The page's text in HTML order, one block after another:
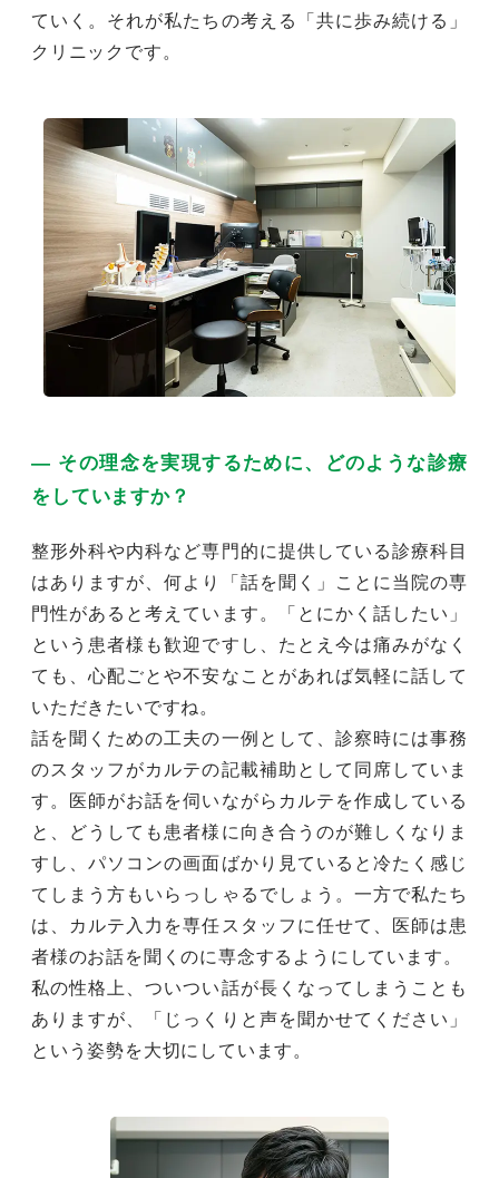
ていく。それが私たちの考える「共に歩み続ける」
クリニックです。
― その理念を実現するために、どのような診療
をしていますか？
整形外科や内科など専門的に提供している診療科目
はありますが、何より「話を聞く」ことに当院の専
門性があると考えています。「とにかく話したい」
という患者様も歓迎ですし、たとえ今は痛みがなく
ても、心配ごとや不安なことがあれば気軽に話して
いただきたいですね。
話を聞くための工夫の一例として、診察時には事務
のスタッフがカルテの記載補助として同席していま
す。医師がお話を伺いながらカルテを作成している
と、どうしても患者様に向き合うのが難しくなりま
すし、パソコンの画面ばかり見ていると冷たく感じ
てしまう方もいらっしゃるでしょう。一方で私たち
は、カルテ入力を専任スタッフに任せて、医師は患
者様のお話を聞くのに専念するようにしています。
私の性格上、ついつい話が長くなってしまうことも
ありますが、「じっくりと声を聞かせてください」
という姿勢を大切にしています。